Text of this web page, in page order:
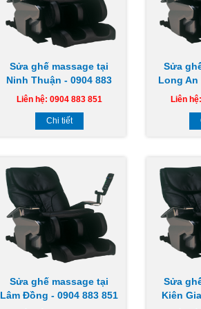
Sửa ghế massage tại
Ninh Thuận - 0904 883
851
Liên hệ: 0904 883 851
Chi tiết
Sửa
Long An
Liên
Sửa ghế massage tại
Lâm Đồng - 0904 883 851
Sửa
Kiên